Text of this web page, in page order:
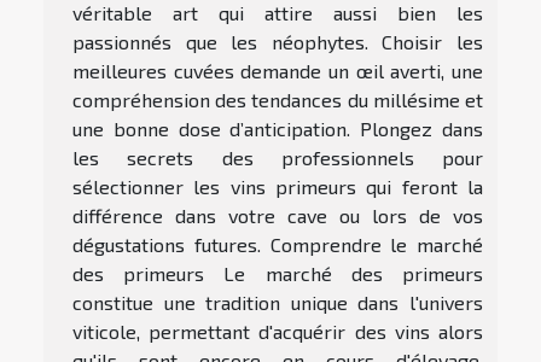
véritable art qui attire aussi bien les
passionnés que les néophytes. Choisir les
meilleures cuvées demande un œil averti, une
compréhension des tendances du millésime et
une bonne dose d’anticipation. Plongez dans
les secrets des professionnels pour
sélectionner les vins primeurs qui feront la
différence dans votre cave ou lors de vos
dégustations futures. Comprendre le marché
des primeurs Le marché des primeurs
constitue une tradition unique dans l'univers
viticole, permettant d'acquérir des vins alors